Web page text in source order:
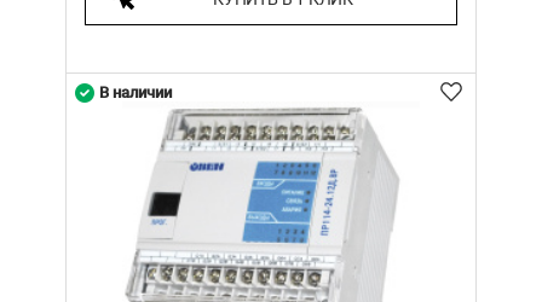
В наличии